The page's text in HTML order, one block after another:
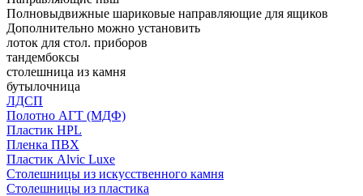
Полновыдвижные шариковые направляющие для ящиков
Дополнительно можно установить
лоток для стол. приборов
тандембоксы
столешница из камня
бутылочница
ЛДСП
Полотно АГТ (МДФ)
Пластик HPL
Пленка ПВХ
Пластик Alvic Luxe
Столешницы из искусственного камня
Столешницы из пластика